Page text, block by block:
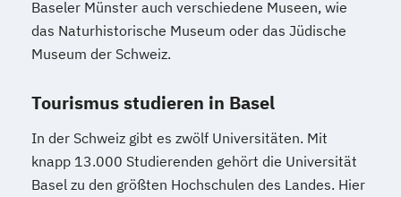
Baseler Münster auch verschiedene Museen, wie
das Naturhistorische Museum oder das Jüdische
Museum der Schweiz.
Tourismus studieren in Basel
In der Schweiz gibt es zwölf Universitäten. Mit
knapp 13.000 Studierenden gehört die Universität
Basel zu den größten Hochschulen des Landes. Hier